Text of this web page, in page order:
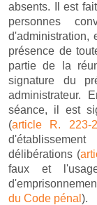
absents. Il est
personnes
d'administration,
présence de
partie de la
signature du
administrateur.
séance, il est
(article R. 223-
délibérations (
faux et
du Code pénal ).